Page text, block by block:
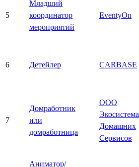
5
Младший
координатор
мероприятий
EventyOn
6 Детейлер CARBASE
7
Домработник
или
домработница
ООО
Экосистема
Домашних
Сервисов
Аниматор/